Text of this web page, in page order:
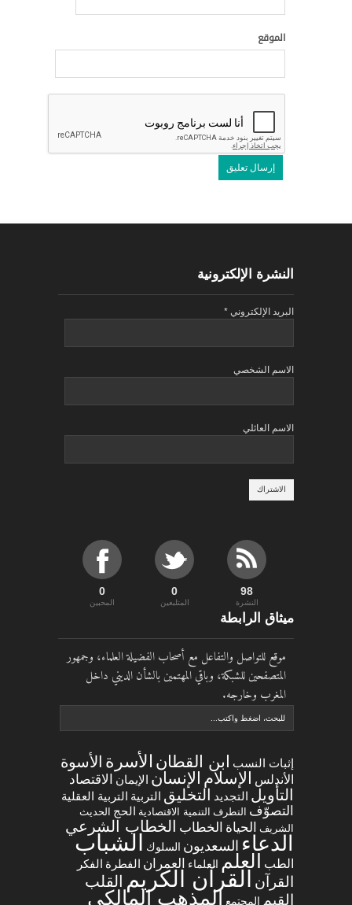
الموقع
النشرة الإلكترونية
البريد الإلكتروني *
الاسم الشخصي
الاسم العائلي
0
المحبين
0
المتلبعين
100
النشرة
ميثاق الرابطة
موقع للتواصل والتفاعل مع أصحاب الفضيلة العلماء، وجمهور
المتصفحين للشبكة، وباقي المهتمين بالشأن الديني داخل
المغرب وخارجه.
إثبات النسب ابن القطان الأسرة الأسوة
الأندلس الإسلام الإنسان الإيمان الاقتصاد
التأويل التجديد التخليق التربية التربية العقلية
التصوّف التطرف التنمية الاقتصادية الحج الحديث
الشريف
الحياة الخطاب الخطاب الشرعي
الدعاء السعديون السلوك الشباب
الطب العلم العلماء العمران الفطرة الفكر
القرآن القرآن الكريم القلب
القيم المجتمع المذهب المالكي